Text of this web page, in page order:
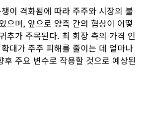
이 격화됨에 따라 주주와 시장의 불
으며, 앞으로 양측 간의 협상이 어떻
추가 주목된다. 최 회장 측의 가격 인
대가 주주 피해를 줄이는 데 얼마나
후 주요 변수로 작용할 것으로 예상된